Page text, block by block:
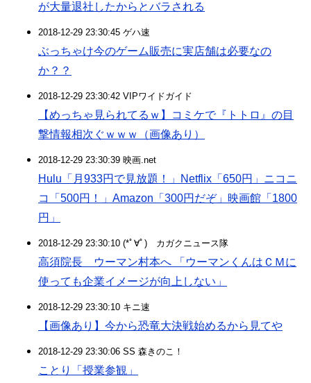
が大量退社したからとバラされる
2018-12-29 23:30:45 ゲハ速
ぶっちゃけ今のゲーム販売に実店舗は必要なの
か？？
2018-12-29 23:30:42 VIPワイドガイド
【めっちゃ見られてるｗ】コミケで『トトロ』の目
撃情報相次ぐｗｗｗ（画像あり）
2018-12-29 23:30:39 映画.net
Hulu「月933円で見放題！」Netflix「650円」ニコニ
コ「500円！」Amazon「300円だぞ」映画館「1800
円」
2018-12-29 23:30:10 (*ﾟ∀ﾟ)ゞカガクニュース隊
高須院長 ウーマン村本へ 「ウーマンくんはＣＭに
使っても企業イメージが向上しない」
2018-12-29 23:30:10 キニ速
【画像あり】今から恐竜大決戦始めるから見てや
2018-12-29 23:30:06 SS 森きのこ！
ことり「授業参観」